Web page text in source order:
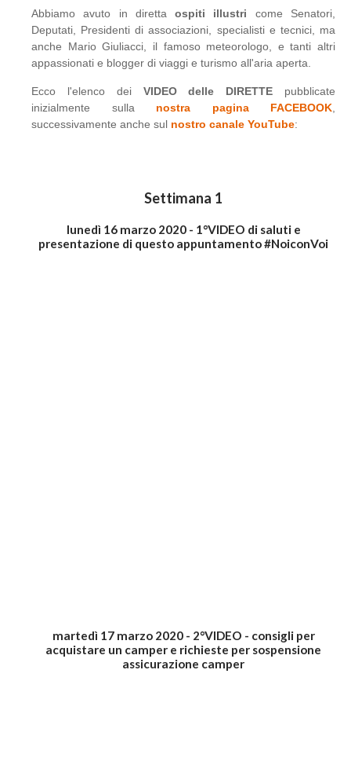
Abbiamo avuto in direttaospiti illustri come Senatori,
Deputati, Presidenti di associazioni, specialisti e tecnici, ma
anche Mario Giuliacci, il famoso meteorologo, e tanti altri
appassionati e blogger di viaggi e turismo all'aria aperta.
Ecco l'elenco dei VIDEO delle DIRETTE pubblicate
inizialmente sulla nostra pagina FACEBOOK
successivamente anche sul nostro canale YouTube:
Settimana 1
lunedì 16 marzo 2020 - 1°VIDEO di saluti e
presentazione di questo appuntamento #NoiconVoi
martedì 17 marzo 2020 - 2°VIDEO - consigli per
acquistare un camper e richieste per sospensione
assicurazione camper